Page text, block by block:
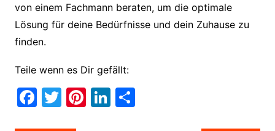
von einem Fachmann beraten, um die optimale
Lösung für deine Bedürfnisse und dein Zuhause zu
finden.
Teile wenn es Dir gefällt:
F T Pi Li T